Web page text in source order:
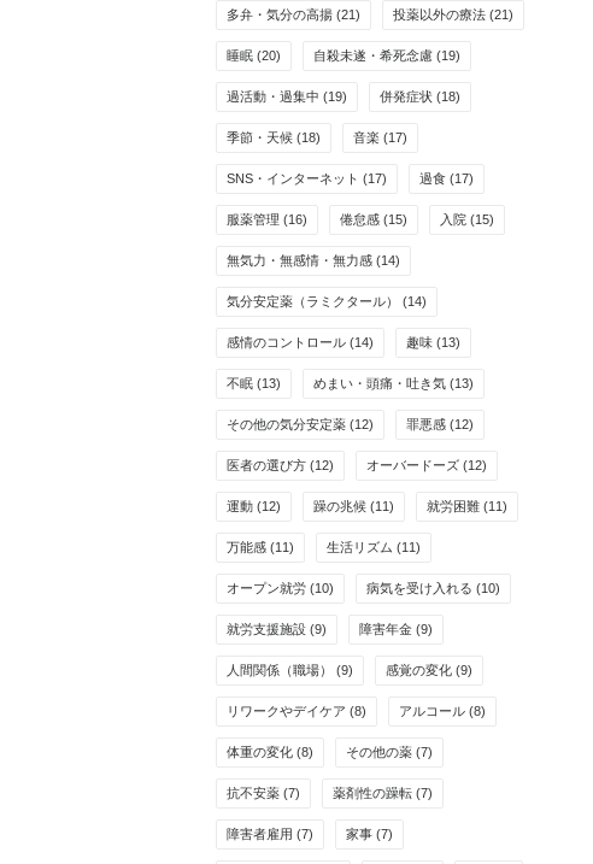
多弁・気分の高揚 (21) 投薬以外の療法 (21)
睡眠 (20) 自殺未遂・希死念慮 (19)
過活動・過集中 (19) 併発症状 (18)
季節・天候 (18) 音楽 (17)
SNS・インターネット (17) 過食 (17)
服薬管理 (16) 倦怠感 (15) 入院 (15)
無気力・無感情・無力感 (14)
気分安定薬（ラミクタール） (14)
感情のコントロール (14) 趣味 (13)
不眠 (13) めまい・頭痛・吐き気 (13)
その他の気分安定薬 (12) 罪悪感 (12)
医者の選び方 (12) オーバードーズ (12)
運動 (12) 躁の兆候 (11) 就労困難 (11)
万能感 (11) 生活リズム (11)
オープン就労 (10) 病気を受け入れる (10)
就労支援施設 (9) 障害年金 (9)
人間関係（職場） (9) 感覚の変化 (9)
リワークやデイケア (8) アルコール (8)
体重の変化 (8) その他の薬 (7)
抗不安薬 (7) 薬剤性の躁転 (7)
障害者雇用 (7) 家事 (7)